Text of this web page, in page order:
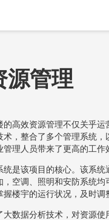
源管理
高效资源管理不仅关乎
术，整合了多个管理系统
理人员带来了更高的工作
统是该项目的核心。该系
，空调、照明和安防系统
楼宇的运行状况，及时调
大数据分析技术，对资源